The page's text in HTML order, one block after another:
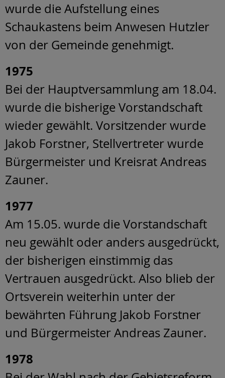
wurde die Aufstellung eines
Schaukastens beim Anwesen Hutzler
von der Gemeinde genehmigt.
1975
Bei der Hauptversammlung am 18.04.
wurde die bisherige Vorstandschaft
wieder gewählt. Vorsitzender wurde
Jakob Forstner, Stellvertreter wurde
Bürgermeister und Kreisrat Andreas
Zauner.
1977
Am 15.05. wurde die Vorstandschaft
neu gewählt oder anders ausgedrückt,
der bisherigen einstimmig das
Vertrauen ausgedrückt. Also blieb der
Ortsverein weiterhin unter der
bewährten Führung Jakob Forstner
und Bürgermeister Andreas Zauner.
1978